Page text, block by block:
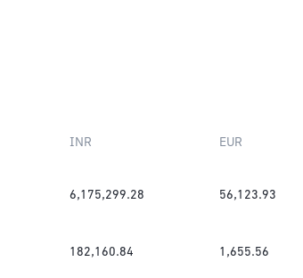
INR EUR
6,175,299.28 56,123.93
182,160.84 1,655.56